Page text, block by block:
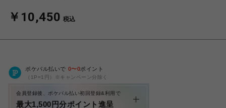
￥10,450 税込
ポケパル払いで 0〜0ポイント
（1P=1円）※キャンペーン分除く
会員登録後、ポケパル払い初回登録&利用で
最大1,500円分ポイント進呈